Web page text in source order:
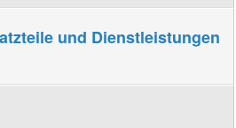
und Dienstleistungen